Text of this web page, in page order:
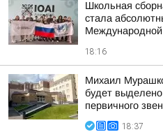
Школьная
стала
18:16
Михаил
будет
первичного
18:37